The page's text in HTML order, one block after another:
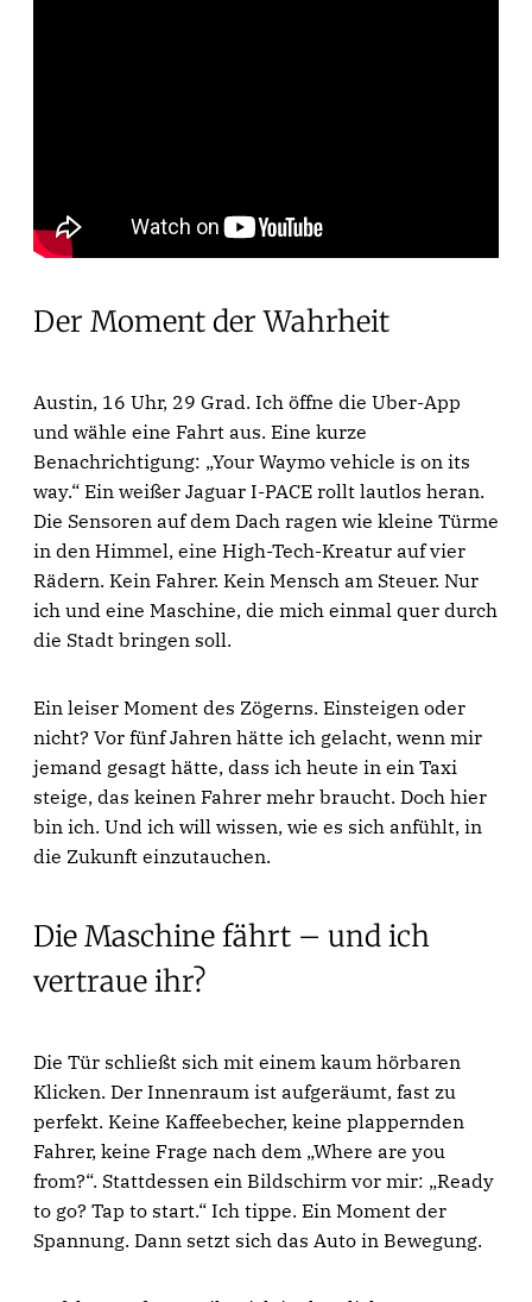
Der Moment der Wahrheit
Austin, 16 Uhr, 29 Grad. Ich öffne die Uber-App
und wähle eine Fahrt aus. Eine kurze
Benachrichtigung: „Your Waymo vehicle is on its
way.“ Ein weißer Jaguar I-PACE rollt lautlos heran.
Die Sensoren auf dem Dach ragen wie kleine Türme
in den Himmel, eine High-Tech-Kreatur auf vier
Rädern. Kein Fahrer. Kein Mensch am Steuer. Nur
ich und eine Maschine, die mich einmal quer durch
die Stadt bringen soll.
Ein leiser Moment des Zögerns. Einsteigen oder
nicht? Vor fünf Jahren hätte ich gelacht, wenn mir
jemand gesagt hätte, dass ich heute in ein Taxi
steige, das keinen Fahrer mehr braucht. Doch hier
bin ich. Und ich will wissen, wie es sich anfühlt, in
die Zukunft einzutauchen.
Die Maschine fährt – und ich
vertraue ihr?
Die Tür schließt sich mit einem kaum hörbaren
Klicken. Der Innenraum ist aufgeräumt, fast zu
perfekt. Keine Kaffeebecher, keine plappernden
Fahrer, keine Frage nach dem „Where are you
from?“. Stattdessen ein Bildschirm vor mir: „Ready
to go? Tap to start.“ Ich tippe. Ein Moment der
Spannung. Dann setzt sich das Auto in Bewegung.